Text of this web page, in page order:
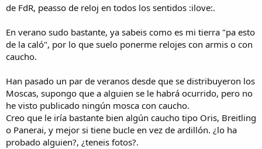
de FdR, peasso de reloj en todos los sentidos :ilove:.
En verano sudo bastante, ya sabeis como es mi tierra "pa esto
de la caló", por lo que suelo ponerme relojes con armis o con
caucho.
Han pasado un par de veranos desde que se distribuyeron los
Moscas, supongo que a alguien se le habrá ocurrido, pero no
he visto publicado ningún mosca con caucho.
Creo que le iría bastante bien algún caucho tipo Oris, Breitling
o Panerai, y mejor si tiene bucle en vez de ardillón. ¿lo ha
probado alguien?, ¿teneis fotos?.